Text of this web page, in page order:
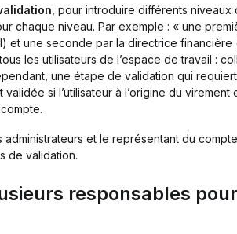
, pour introduire différents
chaque niveau. Par exemple : « une
et une seconde par la directrice financière
les utilisateurs de l’espace de travail :
une étape de validation qui requiert
validée si l’utilisateur à l’origine du virement
administrateurs et le représentant du
de validation.
responsables